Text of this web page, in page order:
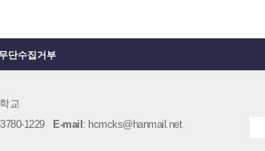
단수집거부
교
1229 E-mail : hcmcks@hanmail.net